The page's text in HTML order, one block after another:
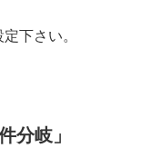
下さい。
分岐」